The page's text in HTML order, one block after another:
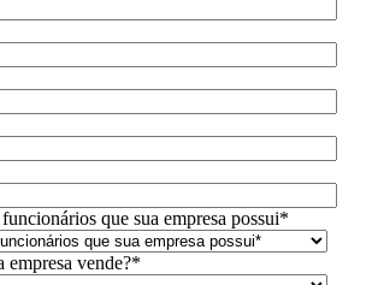
que sua empresa possui*
empresa vende?*